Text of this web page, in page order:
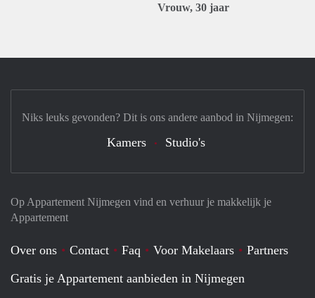
Vrouw, 30 jaar
Op Appartement Nijmegen vind en verhuur je makkelijk je
Appartement
Over ons Contact Faq Voor Makelaars
Partners
Gratis je Appartement aanbieden in Nijmegen
Niks leuks gevonden? Dit is ons andere aanbod in Nijmegen:
Kamers Studio's